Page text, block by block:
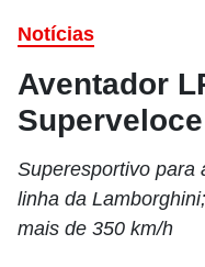
Notícias
Aventador
Superesportivo para
linha da
mais de 350 km/h